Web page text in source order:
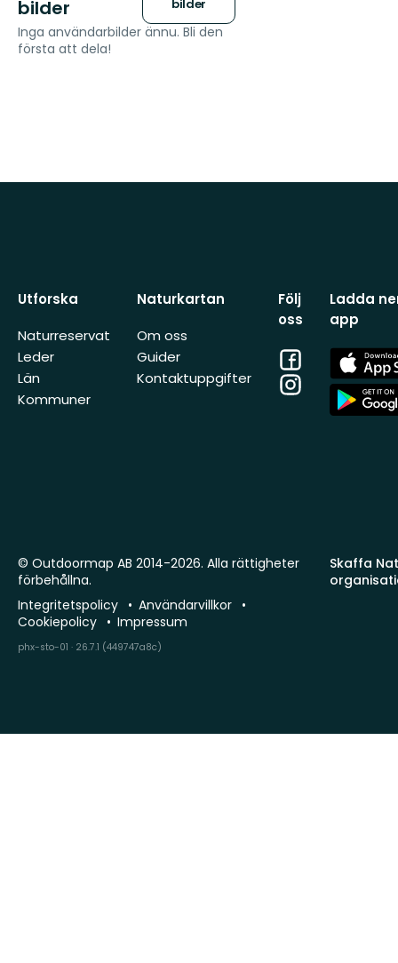
bilder
bilder
Inga användarbilder ännu. Bli den
första att dela!
Utforska
Naturreservat
Leder
Län
Kommuner
Naturkartan
Om oss
Guider
Kontaktuppgifter
Följ
oss
Facebook
Instagram
Ladda
app
App
Store
App
Store
Skaffa
© Outdoormap AB 2014-2026. Alla rättigheter
förbehållna.
Integritetspolicy
Användarvillkor
Cookiepolicy
Impressum
phx-sto-01 · 26.7.1 (449747a8c)